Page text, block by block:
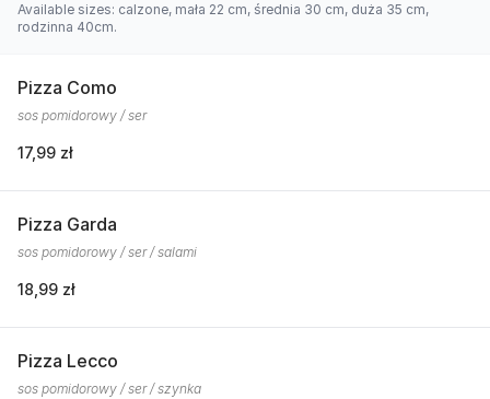
Available sizes: calzone, mała 22 cm, średnia 30 cm, duża 35 cm,
rodzinna 40cm.
Pizza Como
sos pomidorowy / ser
17,99 zł
Pizza Garda
sos pomidorowy / ser / salami
18,99 zł
Pizza Lecco
sos pomidorowy / ser / szynka